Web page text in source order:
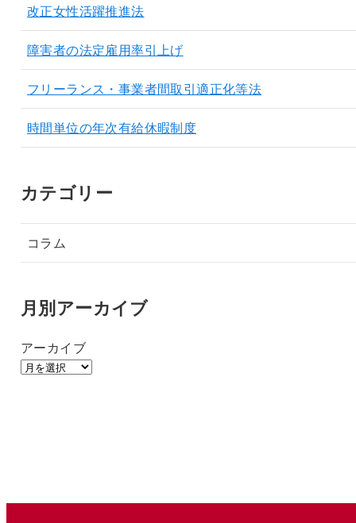
改正女性活躍推進法
障害者の法定雇用率引上げ
フリーランス・事業者間取引適正化等法
時間単位の年次有給休暇制度
カテゴリー
コラム
月別アーカイブ
アーカイブ